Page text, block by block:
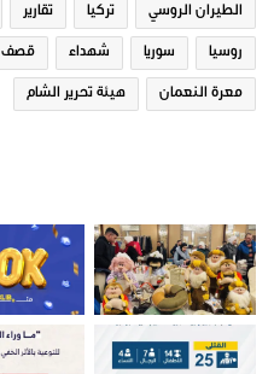
الطيران الروسي تركيا تقارير
روسيا سوريا شهداء قصف
معرة النعمان هيئة تحرير الشام